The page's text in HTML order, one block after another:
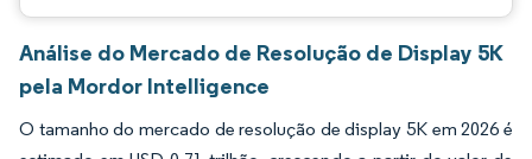
Análise do Mercado de Resolução de Display 5K
pela Mordor Intelligence
O tamanho do mercado de resolução de display 5K em 2026 é